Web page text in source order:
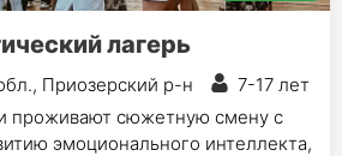
лагерь
Приозерский р-н
7-17 лет
проживают сюжетную смену с
эмоционального интеллекта,